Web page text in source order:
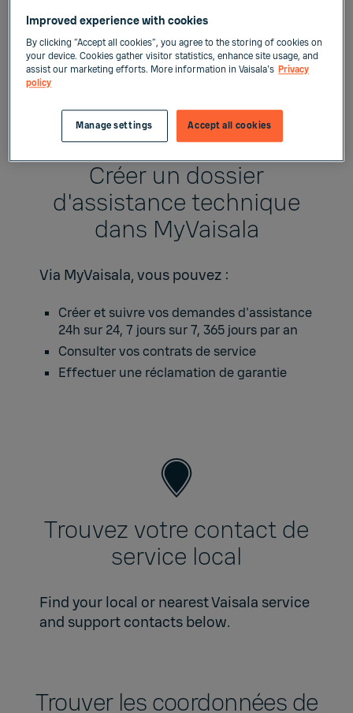
portailMyVaisalase connecter ou
remplir le formulaire
Créer un dossier
d'assistance technique
dans MyVaisala
Via MyVaisala, vous pouvez :
Créer et suivre vos demandes d'assistance
24h sur 24, 7 jours sur 7, 365 jours par an
Consulter vos contrats de service
Effectuer une réclamation de garantie
Trouvez votre contact de
service local
Find your local or nearest Vaisala service
and support contacts below.
Trouver les coordonnées de
Improved experience with cookies
By clicking “Accept all cookies”, you agree to the storing of cookies on
your device. Cookies gather visitor statistics, enhance site usage, and
assist our marketing efforts. More information in Vaisala's Privacy
policy
Accept all cookies
Manage settings